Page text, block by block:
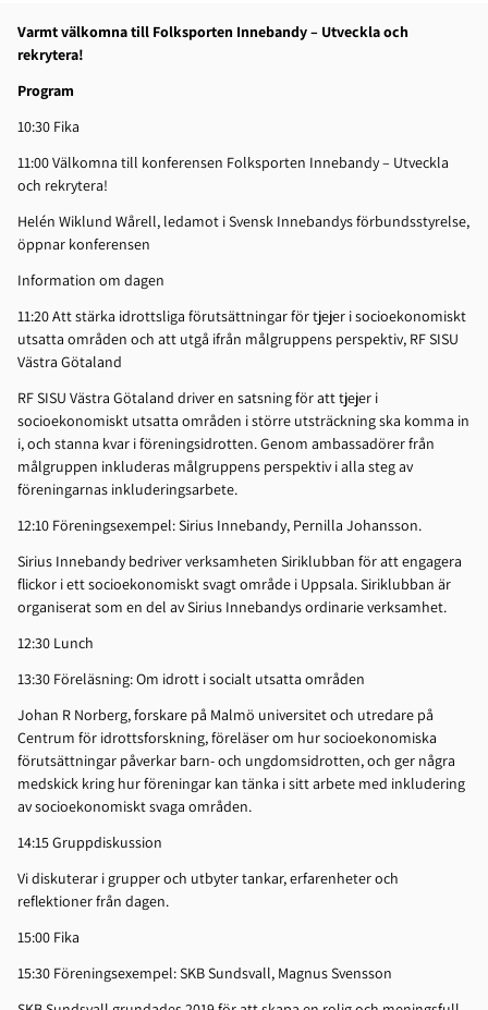
Varmt välkomna till Folksporten Innebandy – Utveckla och
rekrytera!
Program
10:30 Fika
11:00 Välkomna till konferensen Folksporten Innebandy – Utveckla
och rekrytera!
Helén Wiklund Wårell, ledamot i Svensk Innebandys förbundsstyrelse,
öppnar konferensen
Information om dagen
11:20 Att stärka idrottsliga förutsättningar för tjejer i socioekonomiskt
utsatta områden och att utgå ifrån målgruppens perspektiv, RF SISU
Västra Götaland
RF SISU Västra Götaland driver en satsning för att tjejer i
socioekonomiskt utsatta områden i större utsträckning ska komma in
i, och stanna kvar i föreningsidrotten. Genom ambassadörer från
målgruppen inkluderas målgruppens perspektiv i alla steg av
föreningarnas inkluderingsarbete.
12:10 Föreningsexempel: Sirius Innebandy, Pernilla Johansson.
Sirius Innebandy bedriver verksamheten Siriklubban för att engagera
flickor i ett socioekonomiskt svagt område i Uppsala. Siriklubban är
organiserat som en del av Sirius Innebandys ordinarie verksamhet.
12:30 Lunch
13:30 Föreläsning: Om idrott i socialt utsatta områden
Johan R Norberg, forskare på Malmö universitet och utredare på
Centrum för idrottsforskning, föreläser om hur socioekonomiska
förutsättningar påverkar barn- och ungdomsidrotten, och ger några
medskick kring hur föreningar kan tänka i sitt arbete med inkludering
av socioekonomiskt svaga områden.
14:15 Gruppdiskussion
Vi diskuterar i grupper och utbyter tankar, erfarenheter och
reflektioner från dagen.
15:00 Fika
15:30 Föreningsexempel: SKB Sundsvall, Magnus Svensson